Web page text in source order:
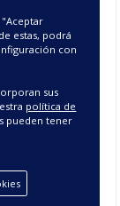
Colcha
BOUTÍ
estas, podrá
con
sus
política de
pueden tener